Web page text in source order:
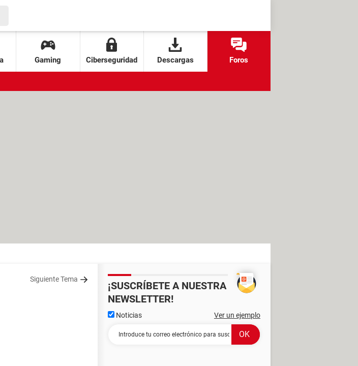
Gaming Ciberseguridad Descargas Foros
Siguiente Tema
¡SUSCRÍBETE A NUESTRA
NEWSLETTER!
Noticias Ver un ejemplo